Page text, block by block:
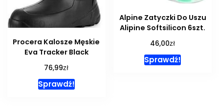
Procera Kalosze Męskie
Eva Tracker Black
76,99zł
Sprawdź!
Alpine Zatyczki Do Uszu
Alipine Softsilicon 6szt.
46,00zł
Sprawdź!